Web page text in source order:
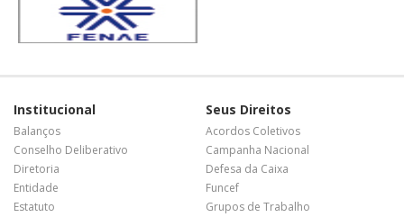
Institucional
Balanços
Conselho Deliberativo
Diretoria
Entidade
Estatuto
Seus Direitos
Acordos Coletivos
Campanha Nacional
Defesa da Caixa
Funcef
Grupos de Trabalho